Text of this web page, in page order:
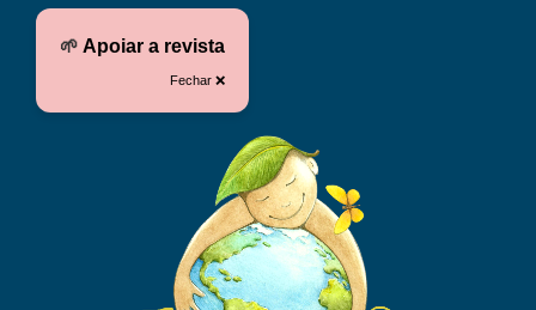
🌱 Apoiar a revista
Fechar ❌